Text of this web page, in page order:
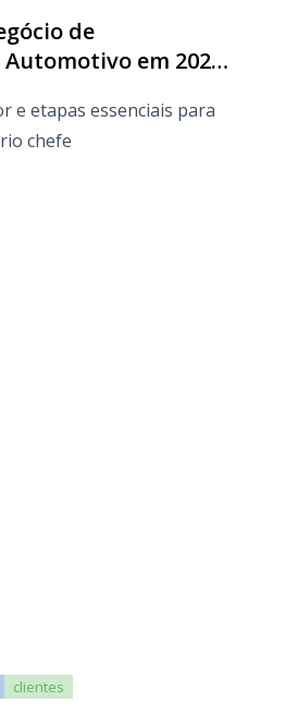
de
em 2026:
e etapas essenciais para
chefe
clientes